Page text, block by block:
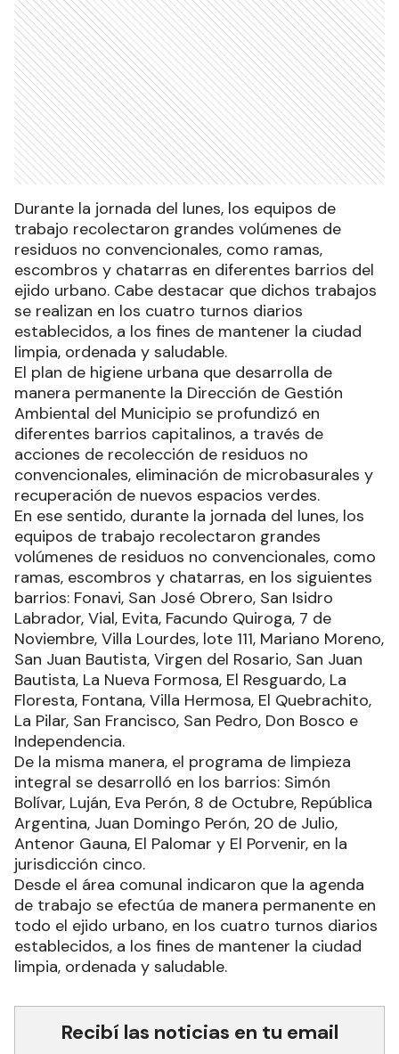
Durante la jornada del lunes, los equipos de
trabajo recolectaron grandes volúmenes de
residuos no convencionales, como ramas,
escombros y chatarras en diferentes barrios del
ejido urbano. Cabe destacar que dichos trabajos
se realizan en los cuatro turnos diarios
establecidos, a los fines de mantener la ciudad
limpia, ordenada y saludable.
El plan de higiene urbana que desarrolla de
manera permanente la Dirección de Gestión
Ambiental del Municipio se profundizó en
diferentes barrios capitalinos, a través de
acciones de recolección de residuos no
convencionales, eliminación de microbasurales y
recuperación de nuevos espacios verdes.
En ese sentido, durante la jornada del lunes, los
equipos de trabajo recolectaron grandes
volúmenes de residuos no convencionales, como
ramas, escombros y chatarras, en los siguientes
barrios: Fonavi, San José Obrero, San Isidro
Labrador, Vial, Evita, Facundo Quiroga, 7 de
Noviembre, Villa Lourdes, lote 111, Mariano Moreno,
San Juan Bautista, Virgen del Rosario, San Juan
Bautista, La Nueva Formosa, El Resguardo, La
Floresta, Fontana, Villa Hermosa, El Quebrachito,
La Pilar, San Francisco, San Pedro, Don Bosco e
Independencia.
De la misma manera, el programa de limpieza
integral se desarrolló en los barrios: Simón
Bolívar, Luján, Eva Perón, 8 de Octubre, República
Argentina, Juan Domingo Perón, 20 de Julio,
Antenor Gauna, El Palomar y El Porvenir, en la
jurisdicción cinco.
Desde el área comunal indicaron que la agenda
de trabajo se efectúa de manera permanente en
todo el ejido urbano, en los cuatro turnos diarios
establecidos, a los fines de mantener la ciudad
limpia, ordenada y saludable.
Recibí las noticias en tu email